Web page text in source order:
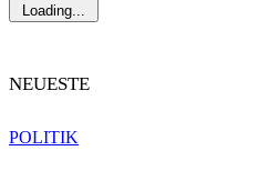
Loading...
NEUESTE
POLITIK